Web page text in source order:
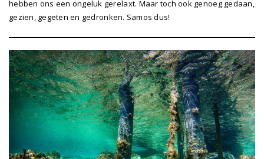
hebben ons een ongeluk gerelaxt. Maar toch ook genoeg gedaan,
gezien, gegeten en gedronken. Samos dus!